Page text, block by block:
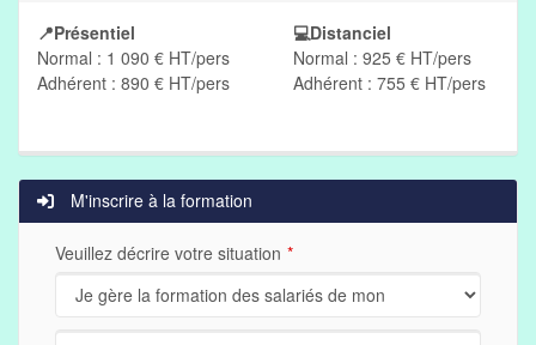
📍Présentiel
💻Distanciel
Normal : 1 090 € HT/pers
Normal : 925 € HT/pers
Adhérent : 890 € HT/pers
Adhérent : 755 € HT/pers
M'inscrire à la formation
Veuillez décrire votre situation